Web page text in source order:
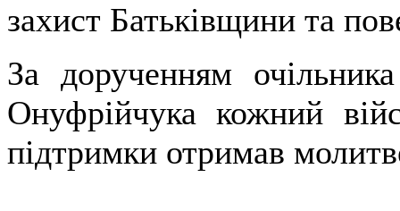
захист Батьківщини та
За дорученням
Онуфрійчука кожний
підтримки отримав